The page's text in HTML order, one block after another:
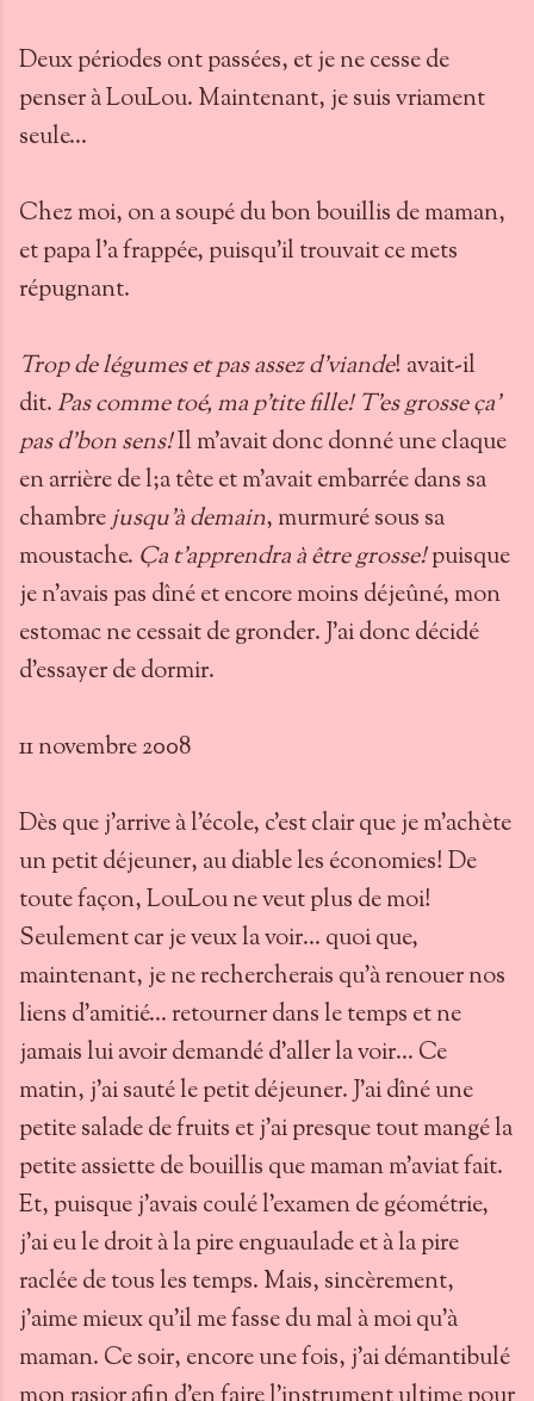
Deux périodes ont passées, et je ne cesse de
penser à LouLou. Maintenant, je suis vriament
seule...
Chez moi, on a soupé du bon bouillis de maman,
et papa l'a frappée, puisqu'il trouvait ce mets
répugnant.
Trop de légumes et pas assez d'viande! avait-il
dit.Pas comme toé, ma p'tite fille! T'es grosse ça'
pas d'bon sens!Il m'avait donc donné une claque
en arrière de l;a tête et m'avait embarrée dans sa
chambrejusqu'à demain, murmuré sous sa
moustache. Ça t'apprendra à être grosse!puisque
je n'avais pas dîné et encore moins déjeûné, mon
estomac ne cessait de gronder. J'ai donc décidé
d'essayer de dormir.
11 novembre 2008
Dès que j'arrive à l'école, c'est clair que je m'achète
un petit déjeuner, au diable les économies! De
toute façon, LouLou ne veut plus de moi!
Seulement car je veux la voir... quoi que,
maintenant, je ne rechercherais qu'à renouer nos
liens d'amitié... retourner dans le temps et ne
jamais lui avoir demandé d'aller la voir... Ce
matin, j'ai sauté le petit déjeuner. J'ai dîné une
petite salade de fruits et j'ai presque tout mangé la
petite assiette de bouillis que maman m'aviat fait.
Et, puisque j'avais coulé l'examen de géométrie,
j'ai eu le droit à la pire enguaulade et à la pire
raclée de tous les temps. Mais, sincèrement,
j'aime mieux qu'il me fasse du mal à moi qu'à
maman. Ce soir, encore une fois, j'ai démantibulé